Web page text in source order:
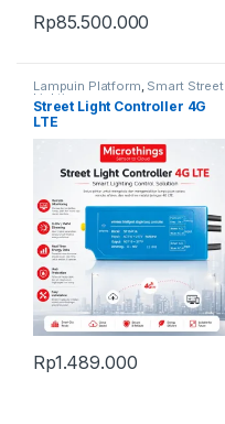
Rp85.500.000
Lampuin Platform, Smart Street
Lighting
Street Light Controller 4G
LTE
Rp1.489.000